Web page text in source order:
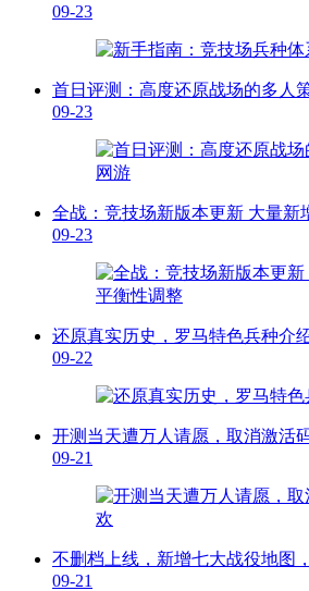
09-23
首日评测：高度还原战场的多人
09-23
全战：竞技场新版本更新 大量新
09-23
还原真实历史，罗马特色兵种介
09-22
开测当天遭万人请愿，取消激活
09-21
不删档上线，新增七大战役地图
09-21